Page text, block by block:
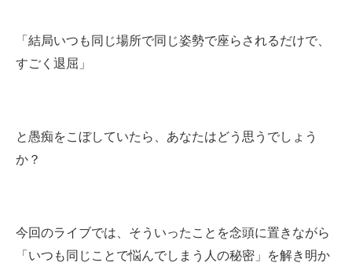
「結局いつも同じ場所で同じ姿勢で座らされるだけで、
すごく退屈」
と愚痴をこぼしていたら、あなたはどう思うでしょう
か？
今回のライブでは、そういったことを念頭に置きながら
「いつも同じことで悩んでしまう人の秘密」を解き明か